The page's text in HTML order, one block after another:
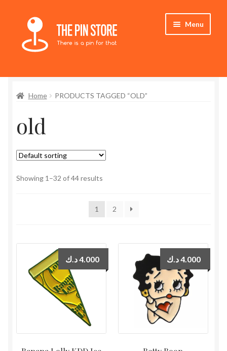
Skip
navigation
Skip
content
Menu
Store
My Account
Who We Are
Home PRODUCTS TAGGED “OLD”
old
Showing 1–32 of 44 results
1 2
4.000د.ك 4.000د.ك